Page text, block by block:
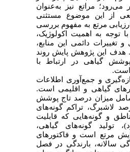
مراتع نیز به‌عنوان
از این موضوع مستثنی
مرتع به مفهوم بررسی
توجه به اهمیت اکولوژیک،
تغییرات دائمی این منابع،
این پژوهش پایش روند
گیاهی در ارتباط با
است.
و جمع‌آوری اطلاعات
گیاهی و اقلیمی است.
میزان درصد تاج پوشش
لاشبرگ، تراکم گونه‌های
و گونه‌هایی که قابلیت
تولید گونه‌های گیاهی،
مرتع است و فاکتورهای
سالانه، بارندگی در فصل